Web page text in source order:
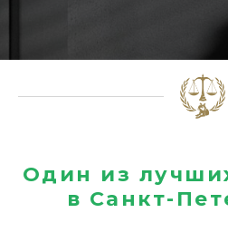
Один из
в Санкт-